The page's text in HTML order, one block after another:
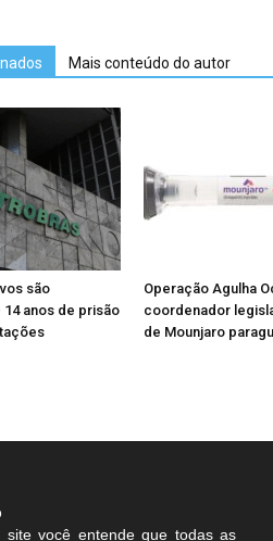
Mais conteúdo do autor
são
anos de prisão
Operação Agulha
coordenador
de Mounjaro
site você entende que todas as